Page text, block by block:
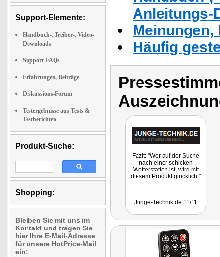
Support-Elemente:
Handbuch-, Treiber-, Video-
Downloads
Support-FAQs
Erfahrungen, Beiträge
Diskussions-Forum
Testergebnisse aus Tests &
Testberichten
Produkt-Suche:
Shopping:
Bleiben Sie mit uns im
Kontakt und tragen Sie
hier Ihre E-Mail-Adresse
für unsere HotPrice-Mail
ein:
Anleitungs-
Häufig
Fazit: "Wer auf der Suche
nach einer schicken
Wetterstation ist, wird mit
diesem Produkt glücklich."
Junge-Technik.de 11/11